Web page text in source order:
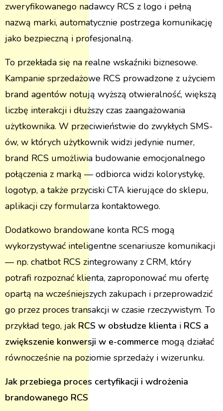
zweryfikowanego nadawcy RCS z logo i pełną
nazwą marki, automatycznie postrzega komunikację
jako bezpieczną i profesjonalną.
To przekłada się na realne wskaźniki biznesowe.
Kampanie sprzedażowe RCS prowadzone z użyciem
brand agentów notują wyższą otwieralność, większą
liczbę interakcji i dłuższy czas zaangażowania
użytkownika. W przeciwieństwie do zwykłych SMS-
ów, w których użytkownik widzi jedynie numer,
brand RCS umożliwia budowanie emocjonalnego
połączenia z marką — odbiorca widzi kolorystykę,
logotyp, a także przyciski CTA kierujące do sklepu,
aplikacji czy formularza kontaktowego.
Dodatkowo brandowane konta RCS mogą
wykorzystywać inteligentne scenariusze komunikacji
— np. chatbot RCS zintegrowany z CRM, który
potrafi rozpoznać klienta, zaproponować mu ofertę
opartą na wcześniejszych zakupach i przeprowadzić
go przez proces transakcji w czasie rzeczywistym. To
przykład tego, jak RCS w obsłudze klienta i RCS a
zwiększenie konwersji w e-commerce mogą działać
równocześnie na poziomie sprzedaży i wizerunku.
Jak przebiega proces certyfikacji i wdrożenia
brandowanego RCS